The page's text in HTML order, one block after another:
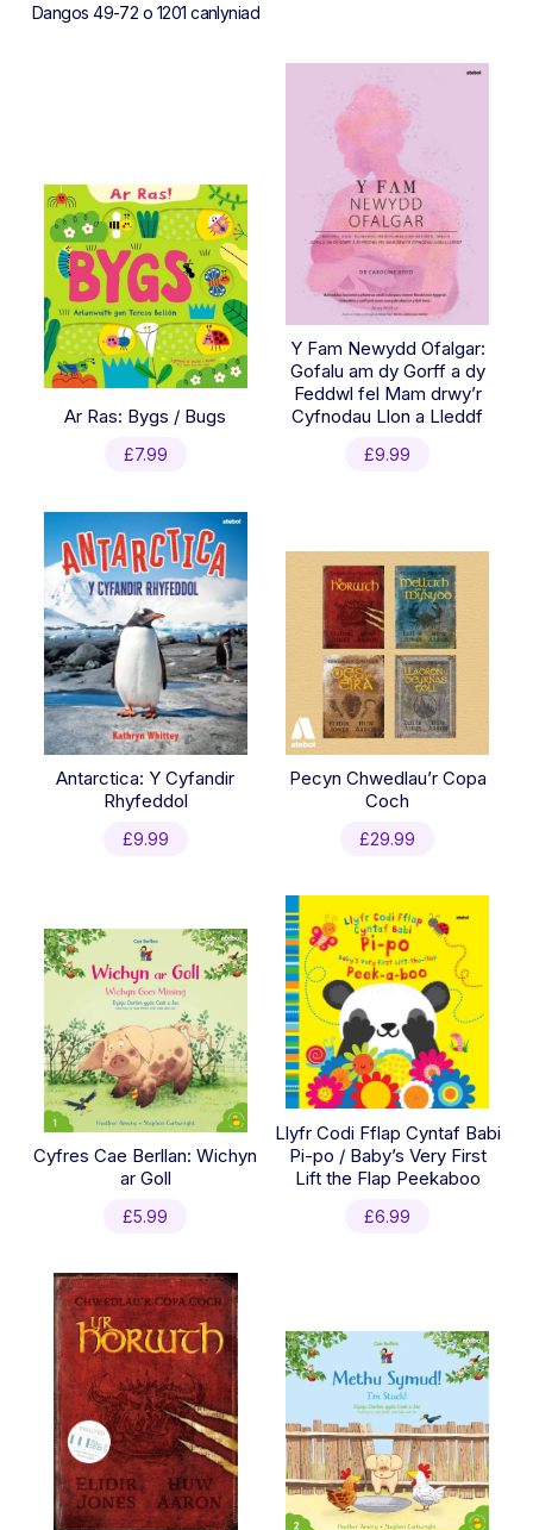
Dangos 49-72 o 1201 canlyniadSorted
Ar Ras: Bygs / Bugs
£7.99
Y Fam Newydd Ofalgar:
Gofalu am dy Gorff a dy
Feddwl fel Mam drwy’r
Cyfnodau Llon a Lleddf
£9.99
Antarctica: Y Cyfandir
Rhyfeddol
£9.99
Pecyn Chwedlau’r Copa
Coch
£29.99
Cyfres Cae Berllan: Wichyn
ar Goll
£5.99
Llyfr Codi Fflap Cyntaf Babi
Pi-po / Baby’s Very First
Lift the Flap Peekaboo
£6.99